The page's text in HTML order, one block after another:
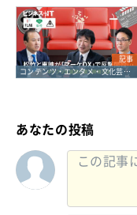
記事
コンテンツ・エンタメ・文化芸能・スポーツ
あなたの投稿